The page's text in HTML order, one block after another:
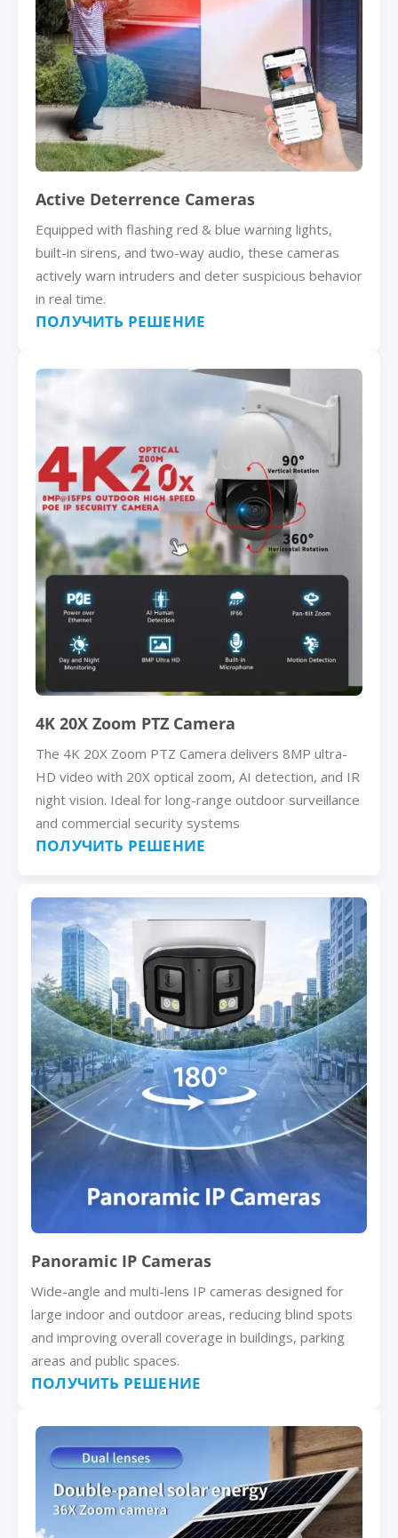
Active Deterrence Cameras
Equipped with flashing red & blue warning lights,
built-in sirens, and two-way audio, these cameras
actively warn intruders and deter suspicious behavior
in real time.
ПОЛУЧИТЬ РЕШЕНИЕ
4K 20X Zoom PTZ Camera
The 4K 20X Zoom PTZ Camera delivers 8MP ultra-
HD video with 20X optical zoom, AI detection, and IR
night vision. Ideal for long-range outdoor surveillance
and commercial security systems
ПОЛУЧИТЬ РЕШЕНИЕ
Panoramic IP Cameras
Wide-angle and multi-lens IP cameras designed for
large indoor and outdoor areas, reducing blind spots
and improving overall coverage in buildings, parking
areas and public spaces.
ПОЛУЧИТЬ РЕШЕНИЕ